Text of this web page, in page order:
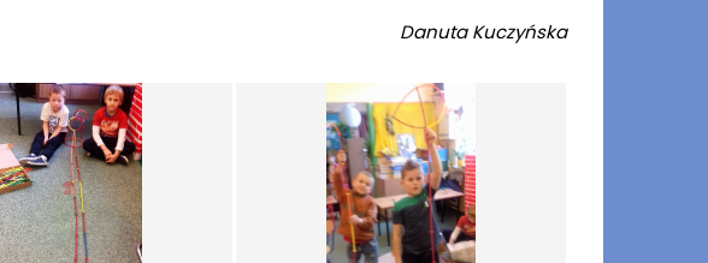
Danuta Kuczyńska